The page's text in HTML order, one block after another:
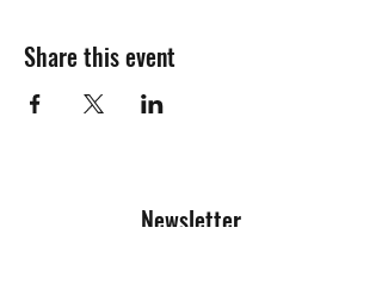
Share this event
Newsletter